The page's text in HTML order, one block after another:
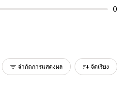
0
จำกัดการแสดงผล จัดเรียง